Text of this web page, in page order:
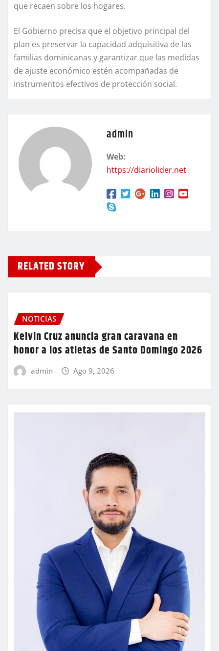
que recaen sobre los hogares.
El Gobierno precisa que el objetivo principal del
plan es preservar la capacidad adquisitiva de las
familias dominicanas y garantizar que las medidas
de ajuste económico estén acompañadas de
instrumentos efectivos de protección social.
admin
Web:
https://diariolider.net
RELATED STORY
NOTICIAS
Kelvin Cruz anuncia gran caravana en
honor a los atletas de Santo Domingo 2026
admin Ago 9, 2026